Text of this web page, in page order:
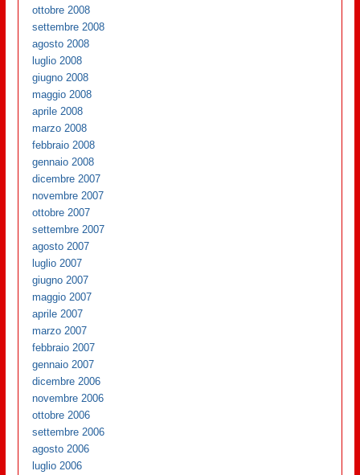
ottobre 2008
settembre 2008
agosto 2008
luglio 2008
giugno 2008
maggio 2008
aprile 2008
marzo 2008
febbraio 2008
gennaio 2008
dicembre 2007
novembre 2007
ottobre 2007
settembre 2007
agosto 2007
luglio 2007
giugno 2007
maggio 2007
aprile 2007
marzo 2007
febbraio 2007
gennaio 2007
dicembre 2006
novembre 2006
ottobre 2006
settembre 2006
agosto 2006
luglio 2006